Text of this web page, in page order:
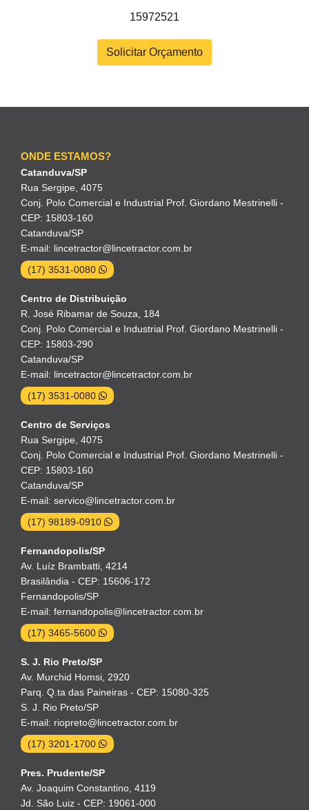
15972521
Solicitar Orçamento
ONDE ESTAMOS?
Catanduva/SP
Rua Sergipe, 4075
Conj. Polo Comercial e Industrial Prof. Giordano Mestrinelli -
CEP: 15803-160
Catanduva/SP
E-mail: lincetractor@lincetractor.com.br
(17) 3531-0080
Centro de Distribuição
R. José Ribamar de Souza, 184
Conj. Polo Comercial e Industrial Prof. Giordano Mestrinelli -
CEP: 15803-290
Catanduva/SP
E-mail: lincetractor@lincetractor.com.br
(17) 3531-0080
Centro de Serviços
Rua Sergipe, 4075
Conj. Polo Comercial e Industrial Prof. Giordano Mestrinelli -
CEP: 15803-160
Catanduva/SP
E-mail: servico@lincetractor.com.br
(17) 98189-0910
Fernandopolis/SP
Av. Luíz Brambatti, 4214
Brasilândia - CEP: 15606-172
Fernandopolis/SP
E-mail: fernandopolis@lincetractor.com.br
(17) 3465-5600
S. J. Rio Preto/SP
Av. Murchid Homsi, 2920
Parq. Q.ta das Paineiras - CEP: 15080-325
S. J. Rio Preto/SP
E-mail: riopreto@lincetractor.com.br
(17) 3201-1700
Pres. Prudente/SP
Av. Joaquim Constantino, 4119
Jd. São Luiz - CEP: 19061-000